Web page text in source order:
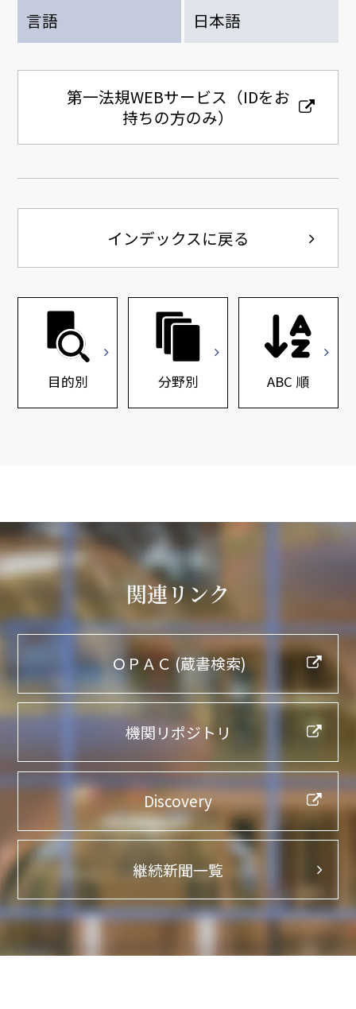
言語 日本語
第一法規WEBサービス（IDをお
持ちの方のみ）
インデックスに戻る
目的別 分野別 ABC 順
関連リンク
ＯＰＡＣ (蔵書検索)
機関リポジトリ
Discovery
継続新聞一覧